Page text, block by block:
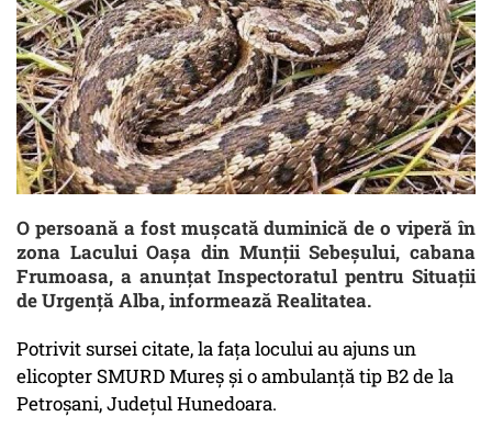
O persoană a fost mușcată duminică de o viperă în
zona Lacului Oașa din Munții Sebeșului, cabana
Frumoasa, a anunțat Inspectoratul pentru Situații
de Urgență Alba, informează Realitatea.
Potrivit sursei citate, la fața locului au ajuns un
elicopter SMURD Mureș și o ambulanță tip B2 de la
Petroșani, Județul Hunedoara.